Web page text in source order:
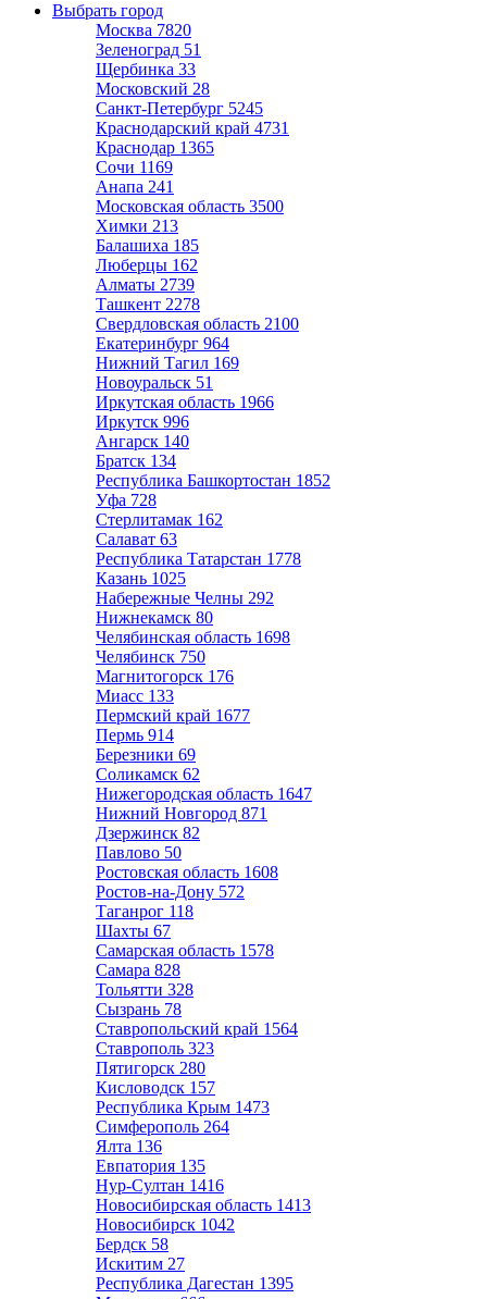
Выбрать город
Москва 7820
Зеленоград 51
Щербинка 33
Московский 28
Санкт-Петербург 5245
Краснодарский край 4731
Краснодар 1365
Сочи 1169
Анапа 241
Московская область 3500
Химки 213
Балашиха 185
Люберцы 162
Алматы 2739
Ташкент 2278
Свердловская область 2100
Екатеринбург 964
Нижний Тагил 169
Новоуральск 51
Иркутская область 1966
Иркутск 996
Ангарск 140
Братск 134
Республика Башкортостан 1852
Уфа 728
Стерлитамак 162
Салават 63
Республика Татарстан 1778
Казань 1025
Набережные Челны 292
Нижнекамск 80
Челябинская область 1698
Челябинск 750
Магнитогорск 176
Миасс 133
Пермский край 1677
Пермь 914
Березники 69
Соликамск 62
Нижегородская область 1647
Нижний Новгород 871
Дзержинск 82
Павлово 50
Ростовская область 1608
Ростов-на-Дону 572
Таганрог 118
Шахты 67
Самарская область 1578
Самара 828
Тольятти 328
Сызрань 78
Ставропольский край 1564
Ставрополь 323
Пятигорск 280
Кисловодск 157
Республика Крым 1473
Симферополь 264
Ялта 136
Евпатория 135
Нур-Султан 1416
Новосибирская область 1413
Новосибирск 1042
Бердск 58
Искитим 27
Республика Дагестан 1395